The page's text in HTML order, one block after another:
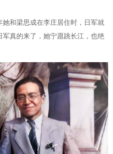
她和梁思成在李庄居住时，日军就
真的来了，她宁愿跳长江，也绝